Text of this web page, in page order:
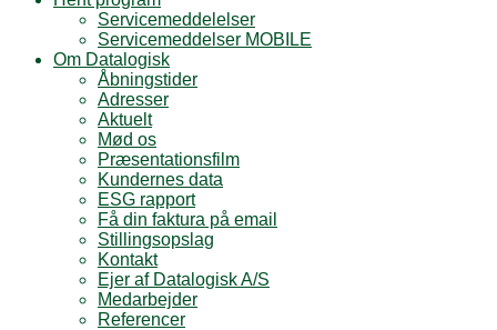
Servicemeddelelser
Servicemeddelser MOBILE
Om Datalogisk
Åbningstider
Adresser
Aktuelt
Mød os
Præsentationsfilm
Kundernes data
ESG rapport
Få din faktura på email
Stillingsopslag
Kontakt
Ejer af Datalogisk A/S
Medarbejder
Referencer